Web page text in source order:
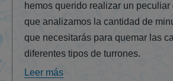
hemos querido realizar un peculiar
que analizamos la cantidad de
que necesitarás para quemar las
diferentes tipos de turrones.
Leer más